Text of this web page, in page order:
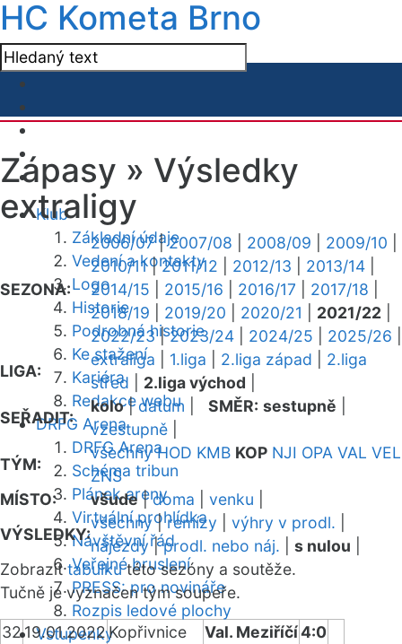
HC Kometa Brno
Klub
Základní údaje
Vedení a kontakty
Logo
Historie
Podrobná historie
Ke stažení
Kariéra
Redakce webu
DRFG Arena
DRFG Arena
Schéma tribun
Plánek areny
Virtuální prohlídka
Návštěvní řád
Veřejné bruslení
PRESS: pro novináře
Rozpis ledové plochy
Vstupenky
Zápasy » Výsledky
extraligy
SEZONA:
2006/07|2007/08 2008/09 2009/10
2010/11|2011/12 2012/13 2013/14
2014/15
2015/16 2016/17 2017/18
2018/19
2019/20 2020/21 2021/22
2022/23|2023/24 2024/25 2025/26
LIGA:
extraliga 1.liga 2.liga západ
2.liga
střed
2.liga východ
SEŘADIT:
kolo|datum SMĚR: sestupně
vzestupně
TÝM:
všechny HOD KMB KOP NJI OPA VAL VEL
ZNS
MÍSTO:
všude|doma venku
VÝSLEDKY:
všechny|remízy výhry v prodl.
nájezdy|prodl. nebo náj. s nulou
Zobrazittabulkutéto sezóny a soutěže.
Tučně je vyznačen tým soupeře.
3219.01.2022Kopřivnice Val. Meziříčí4:0